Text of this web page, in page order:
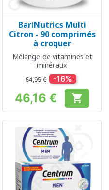
BariNutrics Multi
Citron - 90 comprimés
à croquer
Mélange de vitamines et
minéraux
54,95 € -16%
Prix
46,16 € 